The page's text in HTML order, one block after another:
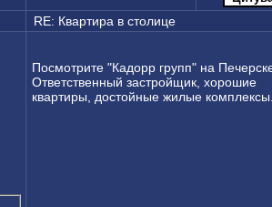
RE: Квартира в столице
Посмотрите "Кадорр групп" на
Ответственный застройщик, хорошие
квартиры, достойные жилые